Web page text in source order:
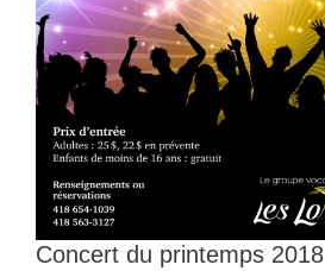
Concert du printemps 2018